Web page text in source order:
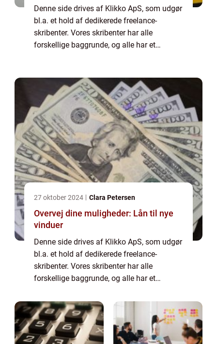
Denne side drives af Klikko ApS, som udgør
bl.a. et hold af dedikerede freelance-
skribenter. Vores skribenter har alle
forskellige baggrunde, og alle har et
27 oktober 2024 Clara Petersen
Overvej dine muligheder: Lån til nye
vinduer
Denne side drives af Klikko ApS, som udgør
bl.a. et hold af dedikerede freelance-
skribenter. Vores skribenter har alle
forskellige baggrunde, og alle har et
bruger på at skrive aktuelle indlæg til denne
bl...